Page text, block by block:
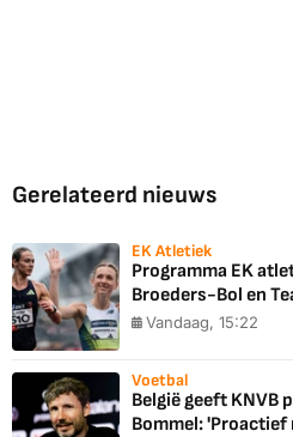
Gerelateerd nieuws
EK Atletiek
Programma EK
Broeders-Bol en
Vandaag, 15:22
Voetbal
België geeft KNVB
Bommel: 'Proactief